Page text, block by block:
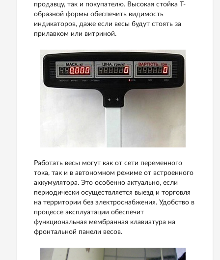
продавцу, так и покупателю. Высокая стойка Т-
образной формы обеспечить видимость
индикаторов, даже если весы будут стоять за
прилавком или витриной.
Работать весы могут как от сети переменного
тока, так и в автономном режиме от встроенного
аккумулятора. Это особенно актуально, если
периодически осуществляется выезд и торговля
на территории без электроснабжения. Удобство в
процессе эксплуатации обеспечит
функциональная мембранная клавиатура на
фронтальной панели весов.